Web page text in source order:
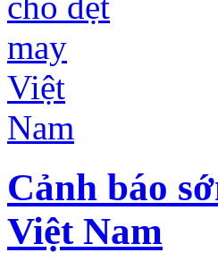
Cảnh báo
Việt Nam